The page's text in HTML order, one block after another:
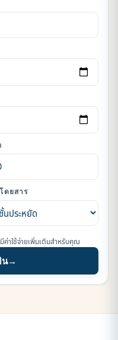
ดยสาร
ค่าใช้จ่ายเพิ่มเติมสำหรับคุณ
น→